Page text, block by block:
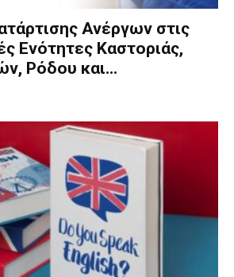
Ανέργων στις
Ενότητες Καστοριάς,
Ρόδου και...